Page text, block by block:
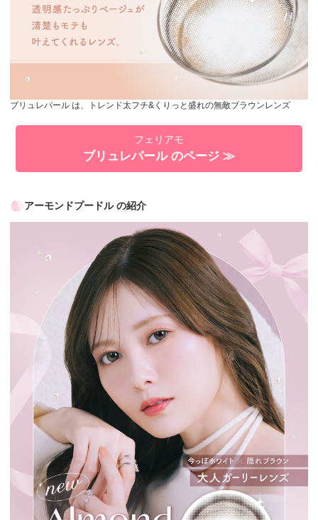
ブリュレパール は、トレンド太フチ&くりっと盛れの無敵ブラウンレンズ
フェリアモ
ブリュレパール のページ ≫
アーモンドプードル の紹介